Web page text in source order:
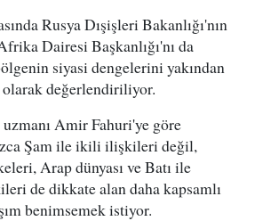
Rusya Dışişleri Bakanlığı'nın
Dairesi Başkanlığı'nı da
siyasi dengelerini yakından
değerlendiriliyor.
Amir Fahuri'ye göre
Şam ile ikili ilişkileri değil,
Arap dünyası ve Batı ile
de dikkate alan daha kapsamlı
benimsemek istiyor.